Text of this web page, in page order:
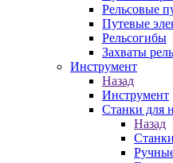
Рельсовые
Путевые
Рельсогибы
Захваты
Инструмент
Назад
Инструмент
Станки для
Назад